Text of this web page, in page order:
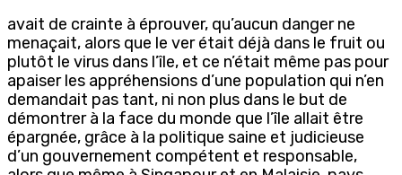
avait de crainte à éprouver, qu’aucun danger ne
menaçait, alors que le ver était déjà dans le fruit ou
plutôt le virus dans l’île, et ce n’était même pas pour
apaiser les appréhensions d’une population qui n’en
demandait pas tant, ni non plus dans le but de
démontrer à la face du monde que l’île allait être
épargnée, grâce à la politique saine et judicieuse
d’un gouvernement compétent et responsable,